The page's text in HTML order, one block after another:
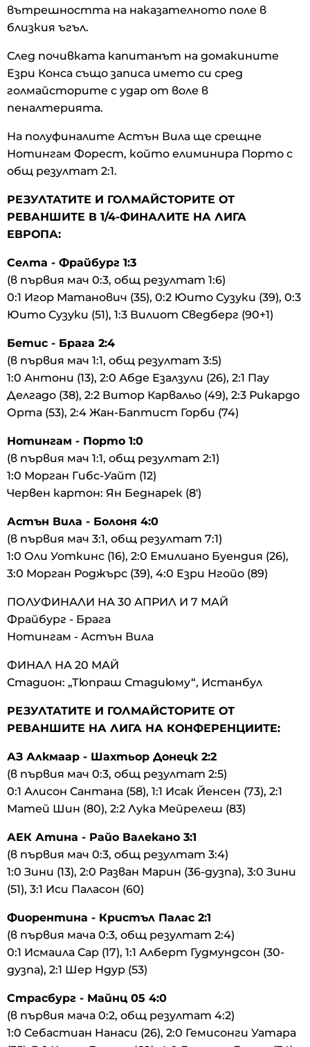
вътрешността на наказателното поле в
близкия ъгъл.
След почивката капитанът на домакините
Езри Конса също записа името си сред
голмайсторите с удар от воле в
пеналтерията.
На полуфиналите Астън Вила ще срещне
Нотингам Форест, който елиминира Порто с
общ резултат 2:1.
РЕЗУЛТАТИТЕ И ГОЛМАЙСТОРИТЕ ОТ
РЕВАНШИТЕ В 1/4-ФИНАЛИТЕ НА ЛИГА
ЕВРОПА:
Селта - Фрайбург 1:3
(в първия мач 0:3, общ резултат 1:6)
0:1 Игор Матанович (35), 0:2 Юито Сузуки (39), 0:3
Юито Сузуки (51), 1:3 Вилиот Сведберг (90+1)
Бетис - Брага 2:4
(в първия мач 1:1, общ резултат 3:5)
1:0 Антони (13), 2:0 Абде Езалзули (26), 2:1 Пау
Делгадо (38), 2:2 Витор Карвальо (49), 2:3 Рикардо
Орта (53), 2:4 Жан-Баптист Горби (74)
Нотингам - Порто 1:0
(в първия мач 1:1, общ резултат 2:1)
1:0 Морган Гибс-Уайт (12)
Червен картон: Ян Беднарек (8')
Астън Вила - Болоня 4:0
(в първия мач 3:1, общ резултат 7:1)
1:0 Оли Уоткинс (16), 2:0 Емилиано Буендия (26),
3:0 Морган Роджърс (39), 4:0 Езри Нгойо (89)
ПОЛУФИНАЛИ НА 30 АПРИЛ И 7 МАЙ
Фрайбург - Брага
Нотингам - Астън Вила
ФИНАЛ НА 20 МАЙ
Стадион: „Тюпраш Стадиюму“, Истанбул
РЕЗУЛТАТИТЕ И ГОЛМАЙСТОРИТЕ ОТ
РЕВАНШИТЕ НА ЛИГА НА КОНФЕРЕНЦИИТЕ:
АЗ Алкмаар - Шахтьор Донецк 2:2
(в първия мач 0:3, общ резултат 2:5)
0:1 Алисон Сантана (58), 1:1 Исак Йенсен (73), 2:1
Матей Шин (80), 2:2 Лука Мейрелеш (83)
АЕК Атина - Райо Валекано 3:1
(в първия мач 0:3, общ резултат 3:4)
1:0 Зини (13), 2:0 Разван Марин (36-дузпа), 3:0 Зини
(51), 3:1 Иси Паласон (60)
Фиорентина - Кристъл Палас 2:1
(в първия мача 0:3, общ резултат 2:4)
0:1 Исмаила Сар (17), 1:1 Алберт Гудмундсон (30-
дузпа), 2:1 Шер Ндур (53)
Страсбург - Майнц 05 4:0
(в първия мача 0:2, общ резултат 4:2)
1:0 Себастиан Нанаси (26), 2:0 Гемисонги Уатара